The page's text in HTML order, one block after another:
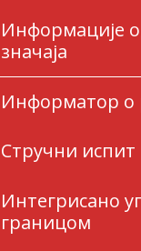
Информације
значаја
Информатор о
Стручни испит
Интегрисано
границом